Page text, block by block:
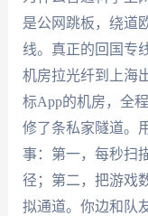
是公网跳板，绕道
线。真正的回国
机房拉光纤到上海
标App的机房，全
修了条私家隧道。
事：第一，每秒扫
径；第二，把游戏
拟通道。你边和队